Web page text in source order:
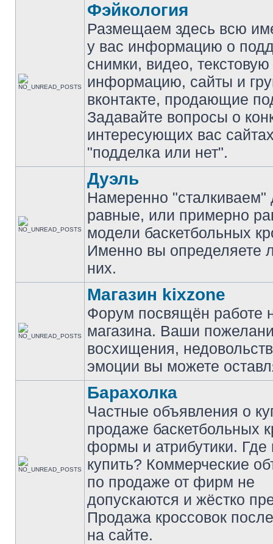
Фэйкология
Размещаем здесь всю
у вас информацию о
снимки, видео, текстовую
информацию, сайты и
вконтакте, продающие
Задавайте вопросы о
интересующих вас
"подделка или нет".
Дуэль
Намеренно "сталкиваем"
равные, или примерно
модели баскетбольных
Именно вы определяете
них.
Магазин kixzone
Форум посвящён работе
магазина. Ваши
восхищения,
эмоции вы можете
Барахолка
Частные объявления о
продаже баскетбольных
формы и атрибутики. Где
купить? Коммерческие
по продаже от фирм не
допускаются и жёстко
Продажа кроссовок
на сайте.